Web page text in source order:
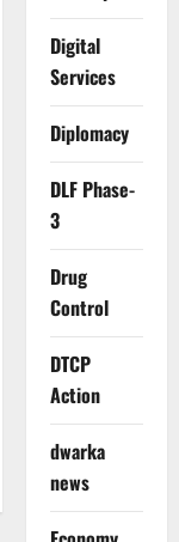
Digital
Services
Diplomacy
DLF Phase-
3
Drug
Control
DTCP
Action
dwarka
news